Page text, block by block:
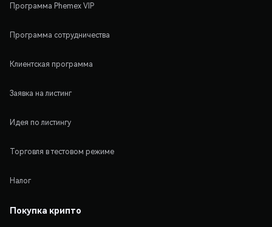
Программа Phemex VIP
Программа сотрудничества
Клиентская программа
Заявка на листинг
Идея по листингу
Торговля в тестовом режиме
Налог
Покупка крипто